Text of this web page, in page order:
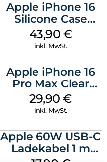
Apple iPhone 16
Silicone Case
MagSafe Plum
43,90 €
inkl. MwSt.
Apple iPhone 16
Pro Max Clear
Case MagSafe
Transparent
29,90€
inkl. MwSt.
Apple 60W USB-C
Ladekabel 1 m